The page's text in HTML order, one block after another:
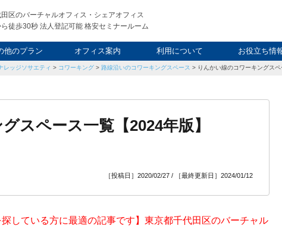
区のバーチャルオフィス・シェアオフィス
徒歩30秒 法人登記可能 格安セミナールーム
他のプラン
ルオフィス
ウィークエンド
し会議室
オフィス案内 利用について
利用料金
申込について
FAQ
お役立ち情
起業ノウハ
社長ブログ
スタッフブ
レッジソサエティ > コワーキング > 路線沿いのコワーキングスペース > りんかい線のコワーキングス
スペース一覧【2024年版】
［投稿日］2020/02/27 / ［最終更新日］2024/01/12
している方に最適の記事です】東京都千代田区のバーチャル